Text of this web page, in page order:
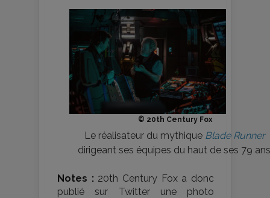
© 20th Century Fox
Le réalisateur du mythique Blade Runner
dirigeant ses équipes du haut de ses 79
Notes : 20th Century Fox a donc
publié sur Twitter une photo